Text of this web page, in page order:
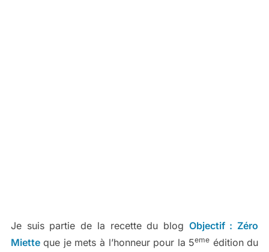
Je suis partie de la recette du blog Objectif : Zéro
Mietteque je mets à l’honneur pour la 5eme édition du